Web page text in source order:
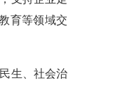
育等领域交
生、社会治